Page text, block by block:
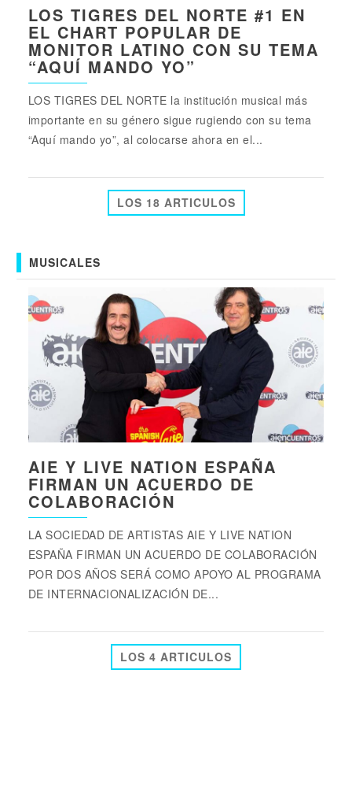
LOS TIGRES DEL NORTE #1 EN
EL CHART POPULAR DE
MONITOR LATINO CON SU TEMA
“AQUÍ MANDO YO”
LOS TIGRES DEL NORTE la institución musical más
importante en su género sigue rugiendo con su tema
“Aquí mando yo”, al colocarse ahora en el...
LOS 18 ARTICULOS
MUSICALES
AIE Y LIVE NATION ESPAÑA
FIRMAN UN ACUERDO DE
COLABORACIÓN
LA SOCIEDAD DE ARTISTAS AIE Y LIVE NATION
ESPAÑA FIRMAN UN ACUERDO DE COLABORACIÓN
POR DOS AÑOS SERÁ COMO APOYO AL PROGRAMA
DE INTERNACIONALIZACIÓN DE...
LOS 4 ARTICULOS